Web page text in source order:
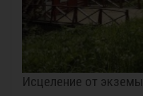
Исцеление от экземы